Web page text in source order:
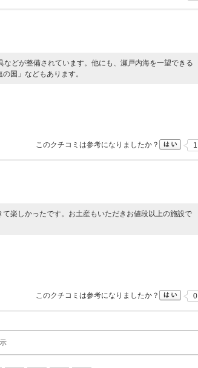
どが整備されています。他にも、瀬戸内海を一望できる
国」などもあります。
このクチコミは参考になりましたか？ 1
楽しかったです。お土産もいただきお値段以上の施設で
このクチコミは参考になりましたか？ 0